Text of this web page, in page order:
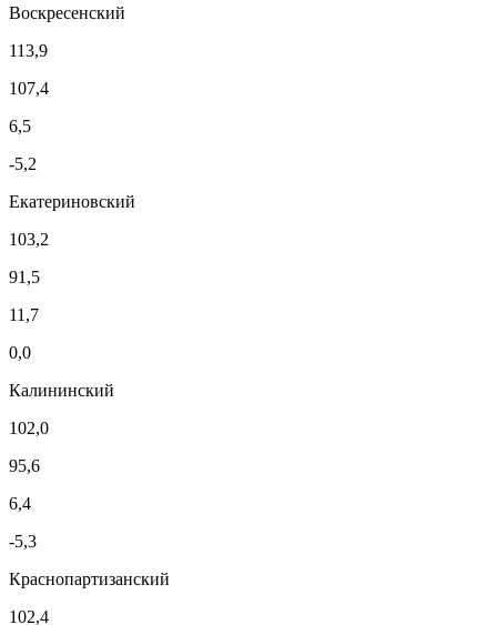
Воскресенский
113,9
107,4
6,5
-5,2
Екатериновский
103,2
91,5
11,7
0,0
Калининский
102,0
95,6
6,4
-5,3
Краснопартизанский
102,4